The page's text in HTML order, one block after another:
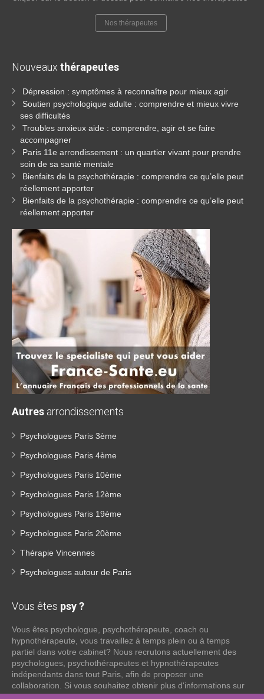
Nos thérapeutes
Nouveaux thérapeutes
Dépression : symptômes à reconnaître pour mieux agir
Soutien psychologique adulte : comprendre et mieux vivre
ses difficultés
Troubles anxieux aide : comprendre, agir et se faire
accompagner
Paris 11e arrondissement : un quartier vivant pour prendre
soin de sa santé mentale
Bienfaits de la psychothérapie : comprendre ce qu’elle peut
réellement apporter
Bienfaits de la psychothérapie : comprendre ce qu’elle peut
réellement apporter
Autres arrondissements
Psychologues Paris 3ème
Psychologues Paris 4ème
Psychologues Paris 10ème
Psychologues Paris 12ème
Psychologues Paris 19ème
Psychologues Paris 20ème
Thérapie Vincennes
Psychologues autour de Paris
Vous êtes psy ?
Vous êtes psychologue, psychothérapeute, coach ou
hypnothérapeute, vous travaillez à temps plein ou à temps
partiel dans votre cabinet? Nous recrutons actuellement des
psychologues, psychothérapeutes et hypnothérapeutes
indépendants dans tout Paris, afin de proposer une
collaboration. Si vous souhaitez obtenir plus d'informations sur
ce que nous pouvons faire pour vous en tant que psy